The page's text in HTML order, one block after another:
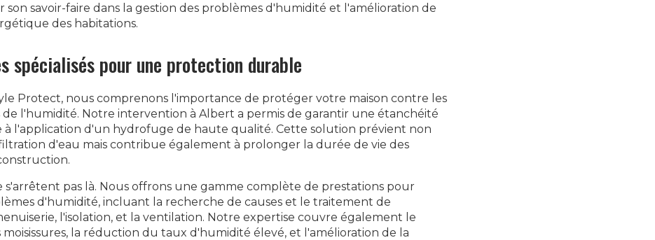
savoir-faire dans la gestion des problèmes d'humidité et l'amélioration de
des habitations.
spécialisés pour une protection durable
Protect, nous comprenons l'importance de protéger votre maison contre les
de l'humidité. Notre intervention à Albert a permis de garantir une étanchéité
à l'application d'un hydrofuge de haute qualité. Cette solution prévient non
d'eau mais contribue également à prolonger la durée de vie des
s'arrêtent pas là. Nous offrons une gamme complète de prestations pour
d'humidité, incluant la recherche de causes et le traitement de
l'isolation, et la ventilation. Notre expertise couvre également le
la réduction du taux d'humidité élevé, et l'amélioration de la